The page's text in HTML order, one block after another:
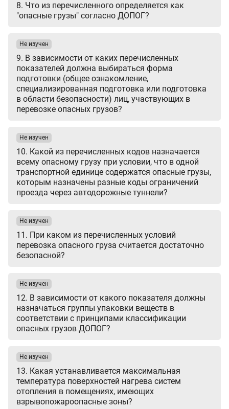
8. Что из перечисленного определяется как
"опасные грузы" согласно ДОПОГ?
9. В зависимости от каких перечисленных
показателей должна выбираться форма
подготовки (общее ознакомление,
специализированная подготовка или подготовка
в области безопасности) лиц, участвующих в
перевозке опасных грузов?
Не изучен
10. Какой из перечисленных кодов назначается
всему опасному грузу при условии, что в одной
транспортной единице содержатся опасные грузы,
которым назначены разные коды ограничений
проезда через автодорожные туннели?
Не изучен
11. При каком из перечисленных условий
перевозка опасного груза считается достаточно
безопасной?
Не изучен
12. В зависимости от какого показателя должны
назначаться группы упаковки веществ в
соответствии с принципами классификации
опасных грузов ДОПОГ?
Не изучен
13. Какая устанавливается максимальная
температура поверхностей нагрева систем
отопления в помещениях, имеющих
взрывопожароопасные зоны?
Не изучен